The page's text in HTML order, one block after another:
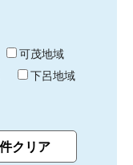
可茂地域
下呂地域